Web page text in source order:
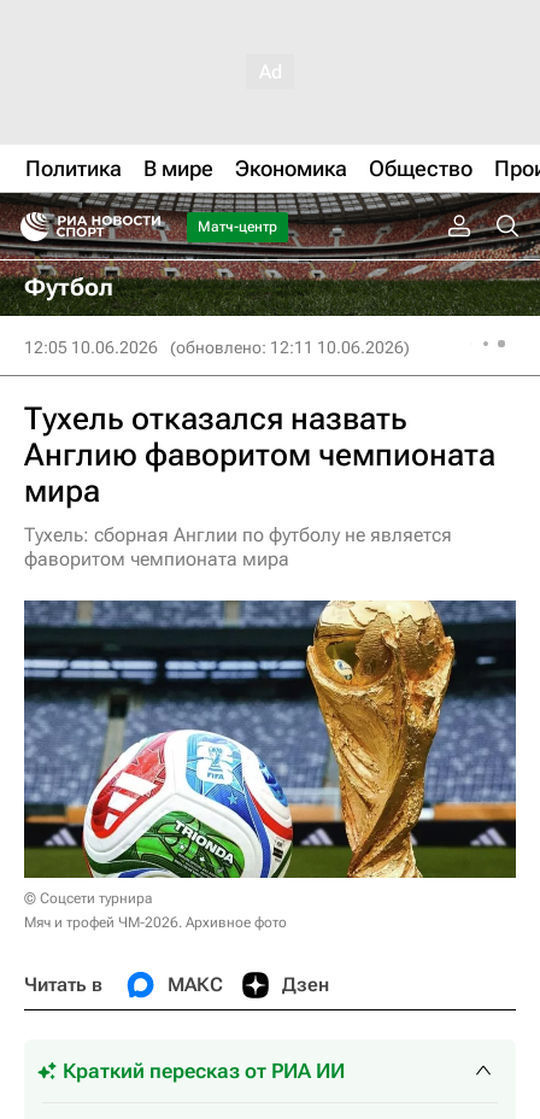
Политика В мире Экономика Общество
Матч-центр
Футбол
12:05 10.06.2026 (обновлено: 12:11 10.06.2026)
Тухель отказался назвать
Англию фаворитом чемпионата
мира
Тухель: сборная Англии по футболу не является
фаворитом чемпионата мира
© Соцсети турнира
Мяч и трофей ЧМ-2026. Архивное фото
Читать в МАКС Дзен
Краткий пересказ от РИА ИИ